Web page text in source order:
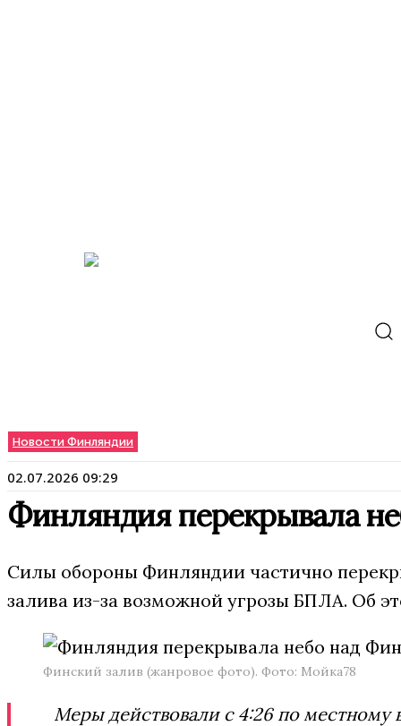
Новости Финляндии
02.07.2026 09:29
Финляндия перекрывала
Силы обороны Финляндии частично
залива из-за возможной угрозы БПЛА. Об
Финский залив (жанровое фото). Фото: Мойка78
Меры действовали с 4:26 по местному